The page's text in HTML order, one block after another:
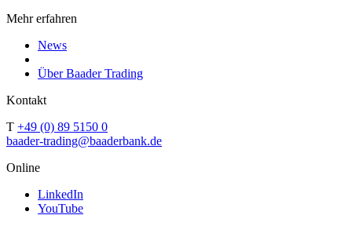
Mehr erfahren
News
Über Baader Trading
Kontakt
T +49 (0) 89 5150 0
baader-trading@baaderbank.de
Online
LinkedIn
YouTube